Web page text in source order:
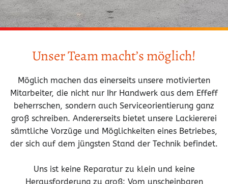
Unser Team macht’s möglich!
Möglich machen das einerseits unsere motivierten
Mitarbeiter, die nicht nur Ihr Handwerk aus dem Effeff
beherrschen, sondern auch Serviceorientierung ganz
groß schreiben. Andererseits bietet unsere Lackiererei
sämtliche Vorzüge und Möglichkeiten eines Betriebes,
der sich auf dem jüngsten Stand der Technik befindet.
Uns ist keine Reparatur zu klein und keine
Herausforderung zu groß: Vom unscheinbaren